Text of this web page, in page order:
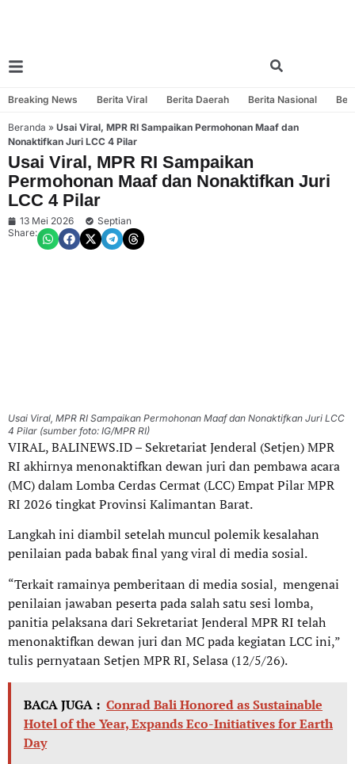
Breaking News Berita Viral Berita Daerah Berita Nasional
Beranda » Usai Viral, MPR RI Sampaikan Permohonan Maaf dan
Nonaktifkan Juri LCC 4 Pilar
Usai Viral, MPR RI Sampaikan
Permohonan Maaf dan Nonaktifkan Juri
LCC 4 Pilar
13 Mei 2026
Septian
Share:
Usai Viral, MPR RI Sampaikan Permohonan Maaf dan Nonaktifkan Juri LCC
4 Pilar (sumber foto: IG/MPR RI)
VIRAL, BALINEWS.ID – Sekretariat Jenderal (Setjen) MPR
RI akhirnya menonaktifkan dewan juri dan pembawa acara
(MC) dalam Lomba Cerdas Cermat (LCC) Empat Pilar MPR
RI 2026 tingkat Provinsi Kalimantan Barat.
Langkah ini diambil setelah muncul polemik kesalahan
penilaian pada babak final yang viral di media sosial.
“Terkait ramainya pemberitaan di media sosial, mengenai
penilaian jawaban peserta pada salah satu sesi lomba,
panitia pelaksana dari Sekretariat Jenderal MPR RI telah
menonaktifkan dewan juri dan MC pada kegiatan LCC ini,”
tulis pernyataan Setjen MPR RI, Selasa (12/5/26).
BACA JUGA : Conrad Bali Honored as Sustainable
Hotel of the Year, Expands Eco-Initiatives for Earth
Day